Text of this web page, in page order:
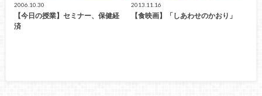
2006.10.30
【今日の授業】セミナー、保健経
済
2013.11.16
【食映画】「しあわせのかおり」